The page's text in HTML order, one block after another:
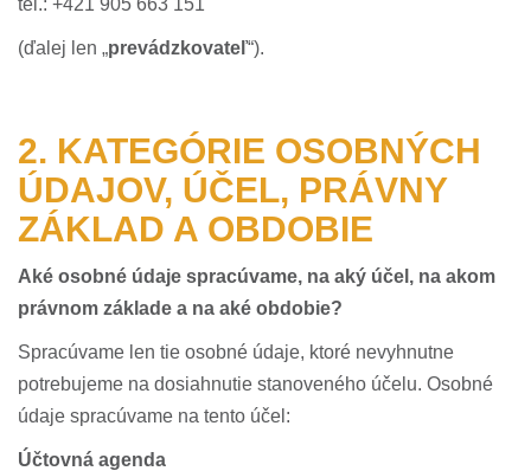
tel.: +421 905 663 151
(ďalej len „prevádzkovateľ“).
2. KATEGÓRIE OSOBNÝCH
ÚDAJOV, ÚČEL, PRÁVNY
ZÁKLAD A OBDOBIE
Aké osobné údaje spracúvame, na aký účel, na akom
právnom základe a na aké obdobie?
Spracúvame len tie osobné údaje, ktoré nevyhnutne
potrebujeme na dosiahnutie stanoveného účelu. Osobné
údaje spracúvame na tento účel:
Účtovná agenda